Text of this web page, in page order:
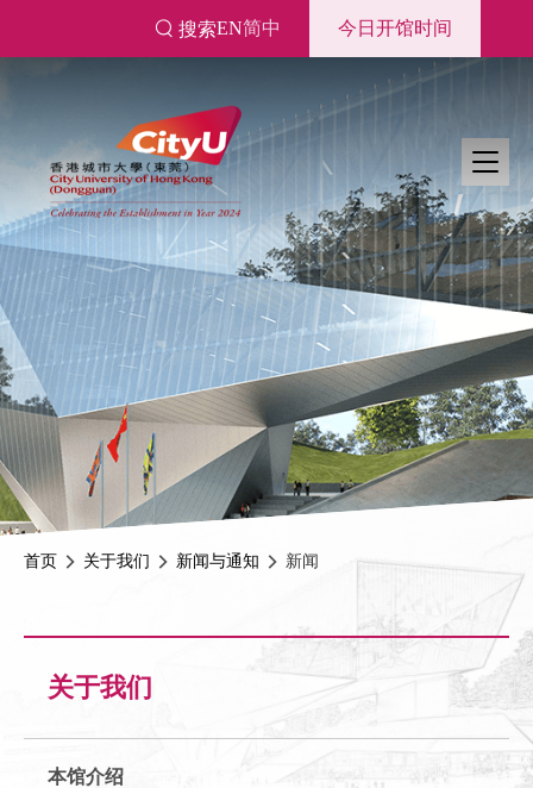
搜索EN简中 今日开馆时间
首页 关于我们 新闻与通知 新闻
关于我们
本馆介绍